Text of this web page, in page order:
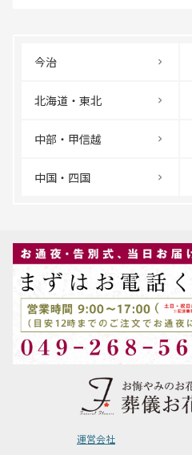
今治
北海道・東北
中部・甲信越
中国・四国
運営会社